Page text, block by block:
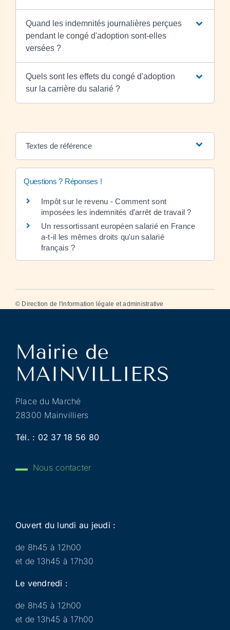
Quand les indemnités journalières perçues
pendant le congé d'adoption sont-elles
versées ?
Quels sont les effets du congé d'adoption
sur la carrière du salarié ?
Textes de référence
Questions ? Réponses !
Impôt sur le revenu - Comment sont
imposées les indemnités d'arrêt de travail ?
Un ressortissant européen salarié en France
a-t-il les mêmes droits qu'un salarié
français ?
© Direction de l'information légale et administrative
Place du Marché
28300 Mainvilliers
Tél. : 02 37 18 56 80
Nous contacter
Ouvert du lundi au jeudi :
de 8h45 à 12h00
et de 13h45 à 17h30
Le vendredi :
de 8h45 à 12h00
et de 13h45 à 17h00